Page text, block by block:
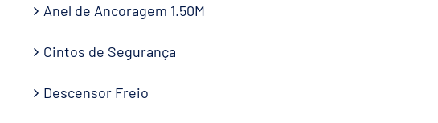
Anel de Ancoragem 1.50M
Cintos de Segurança
Descensor Freio